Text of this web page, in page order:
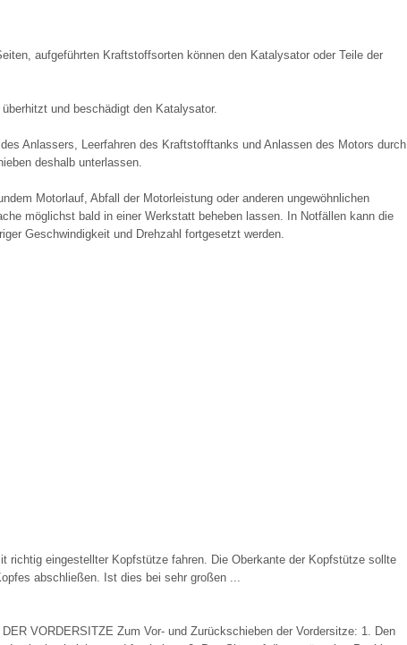
aufgeführten Kraftstoffsorten können den Katalysator oder Teile der
und beschädigt den Katalysator.
Anlassers, Leerfahren des Kraftstofftanks und Anlassen des Motors durch
deshalb unterlassen.
Motorlauf, Abfall der Motorleistung oder anderen ungewöhnlichen
möglichst bald in einer Werkstatt beheben lassen. In Notfällen kann die
Geschwindigkeit und Drehzahl fortgesetzt werden.
richtig eingestellter Kopfstütze fahren. Die Oberkante der Kopfstütze sollte
abschließen. Ist dies bei sehr großen ...
VORDERSITZE Zum Vor- und Zurückschieben der Vordersitze: 1. Den